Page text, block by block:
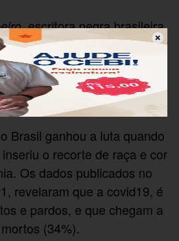
, escritora negra brasileira,
entender seu lugar e duvidar
é o primeiro passo para
de violência que “privilegia
Brasil ganhou a luta quando
o recorte de raça e cor
Os dados publicados no
revelaram que a covid19, é
e pardos, e que chegam a
(34%).